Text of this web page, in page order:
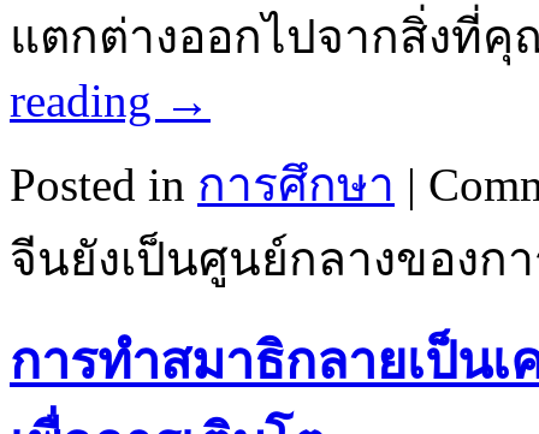
แตกต่างออกไปจากสิ่งที่
reading →
Posted in การศึกษา |
จีนยังเป็นศูนย์กลางของก
การทำสมาธิกลายเป็น